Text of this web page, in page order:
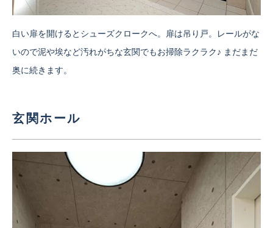
白い扉を開けるとシューズクロークへ。扉は吊り戸。レールがな
いので泥や埃など汚れがちな玄関でもお掃除ラクラク♪ まだまだ
奥に続きます。
玄関ホール